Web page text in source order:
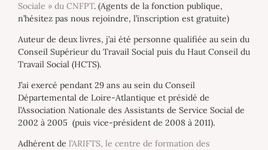
Sociale » du CNFPT. (Agents de la fonction publique,
n’hésitez pas nous rejoindre, l’inscription est gratuite)
Auteur de deux livres, j’ai été personne qualifiée au sein du
Conseil Supérieur du Travail Social puis du Haut Conseil du
Travail Social (HCTS).
J’ai exercé pendant 29 ans au sein du Conseil
Départemental de Loire-Atlantique et présidé de
l’Association Nationale des Assistants de Service Social de
2002 à 2005 (puis vice-président de 2008 à 2011).
Adhérent de l’ARIFTS, le centre de formation des